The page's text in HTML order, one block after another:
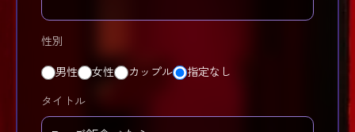
性別
男性 女性 カップル 指定なし
タイトル